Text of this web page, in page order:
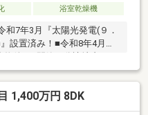
浴室乾燥機
7年3月『太陽光発電(９．
設置済み！■令和8年4月ハ
件！■閑静な分譲地内！■
々のため、日々の駐車も来
実の快適装備！■LDK23帖
イニングには充実の収納ス
◎■小学校徒歩10分以内、
1,400万円 8DK